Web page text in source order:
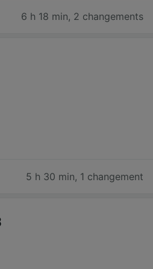
6 h 18 min, 2 changements
5 h 30 min, 1 changement